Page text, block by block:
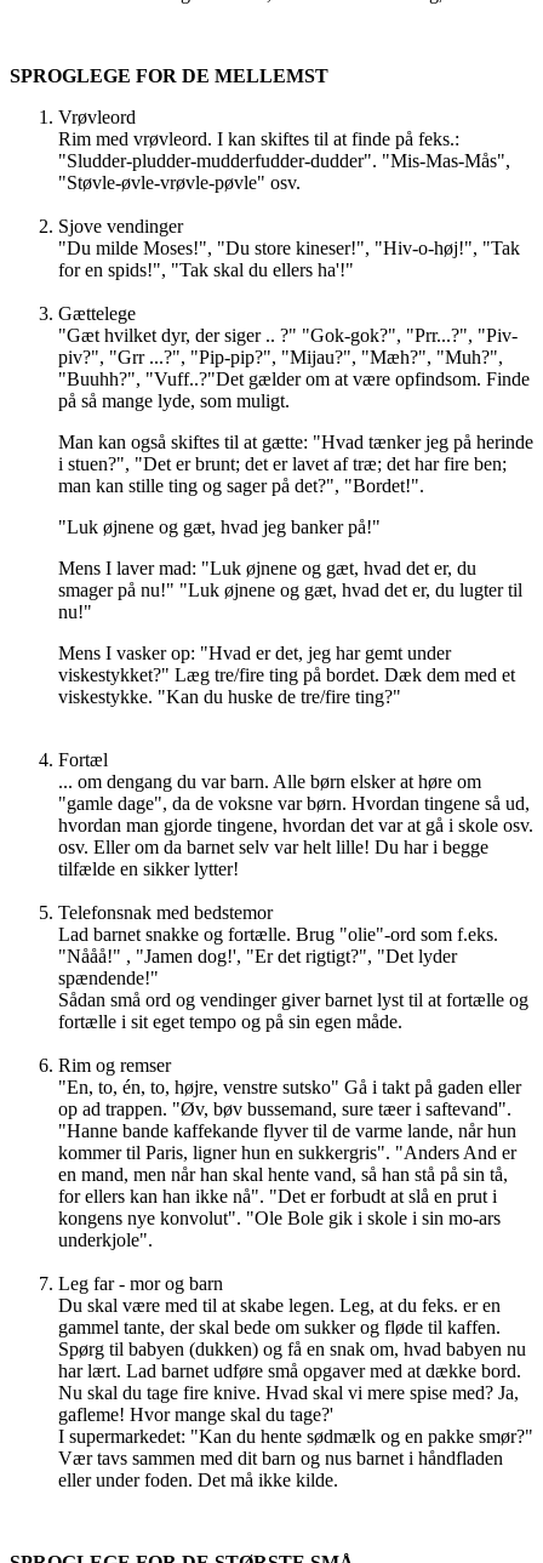
SPROGLEGE FOR DE MELLEMST
Vrøvleord
Rim med vrøvleord. I kan skiftes til at finde på feks.:
"Sludder-pludder-mudderfudder-dudder". "Mis-Mas-Mås",
"Støvle-øvle-vrøvle-pøvle" osv.
Sjove vendinger
"Du milde Moses!", "Du store kineser!", "Hiv-o-høj!", "Tak
for en spids!", "Tak skal du ellers ha'!"
Gættelege
"Gæt hvilket dyr, der siger .. ?" "Gok-gok?", "Prr...?", "Piv-
piv?", "Grr ...?", "Pip-pip?", "Mijau?", "Mæh?", "Muh?",
"Buuhh?", "Vuff..?"Det gælder om at være opfindsom. Finde
på så mange lyde, som muligt.
Man kan også skiftes til at gætte: "Hvad tænker jeg på herinde
i stuen?", "Det er brunt; det er lavet af træ; det har fire ben;
man kan stille ting og sager på det?", "Bordet!".
"Luk øjnene og gæt, hvad jeg banker på!"
Mens I laver mad: "Luk øjnene og gæt, hvad det er, du
smager på nu!" "Luk øjnene og gæt, hvad det er, du lugter til
nu!"
Mens I vasker op: "Hvad er det, jeg har gemt under
viskestykket?" Læg tre/fire ting på bordet. Dæk dem med et
viskestykke. "Kan du huske de tre/fire ting?"
Fortæl
... om dengang du var barn. Alle børn elsker at høre om
"gamle dage", da de voksne var børn. Hvordan tingene så ud,
hvordan man gjorde tingene, hvordan det var at gå i skole osv.
osv. Eller om da barnet selv var helt lille! Du har i begge
tilfælde en sikker lytter!
Telefonsnak med bedstemor
Lad barnet snakke og fortælle. Brug "olie"-ord som f.eks.
"Nååå!" , "Jamen dog!', "Er det rigtigt?", "Det lyder
spændende!"
Sådan små ord og vendinger giver barnet lyst til at fortælle og
fortælle i sit eget tempo og på sin egen måde.
Rim og remser
"En, to, én, to, højre, venstre sutsko" Gå i takt på gaden eller
op ad trappen. "Øv, bøv bussemand, sure tæer i saftevand".
"Hanne bande kaffekande flyver til de varme lande, når hun
kommer til Paris, ligner hun en sukkergris". "Anders And er
en mand, men når han skal hente vand, så han stå på sin tå,
for ellers kan han ikke nå". "Det er forbudt at slå en prut i
kongens nye konvolut". "Ole Bole gik i skole i sin mo-ars
underkjole".
Leg far - mor og barn
Du skal være med til at skabe legen. Leg, at du feks. er en
gammel tante, der skal bede om sukker og fløde til kaffen.
Spørg til babyen (dukken) og få en snak om, hvad babyen nu
har lært. Lad barnet udføre små opgaver med at dække bord.
Nu skal du tage fire knive. Hvad skal vi mere spise med? Ja,
gafleme! Hvor mange skal du tage?'
I supermarkedet: "Kan du hente sødmælk og en pakke smør?"
Vær tavs sammen med dit barn og nus barnet i håndfladen
eller under foden. Det må ikke kilde.